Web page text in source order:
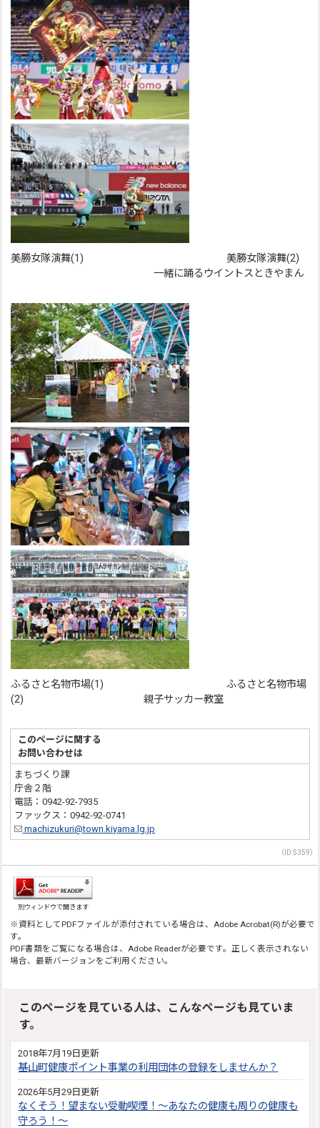
美勝女隊演舞(1) 美勝女隊演舞(2)
一緒に踊るウイントスときやまん
ふるさと名物市場(1) ふるさと名物市場
(2) 親子サッカー教室
このページに関する
お問い合わせは
まちづくり課
庁舎２階
電話：0942-92-7935
ファックス：0942-92-0741
machizukuri@town.kiyama.lg.jp
（ID:5359）
別ウィンドウで開きます
※資料としてPDFファイルが添付されている場合は、Adobe Acrobat(R)が必要で
す。
PDF書類をご覧になる場合は、Adobe Readerが必要です。正しく表示されない
場合、最新バージョンをご利用ください。
このページを見ている人は、こんなページも見ていま
す。
2018年7月19日更新
基山町健康ポイント事業の利用団体の登録をしませんか？
2026年5月29日更新
なくそう！望まない受動喫煙！～あなたの健康も周りの健康も
守ろう！～